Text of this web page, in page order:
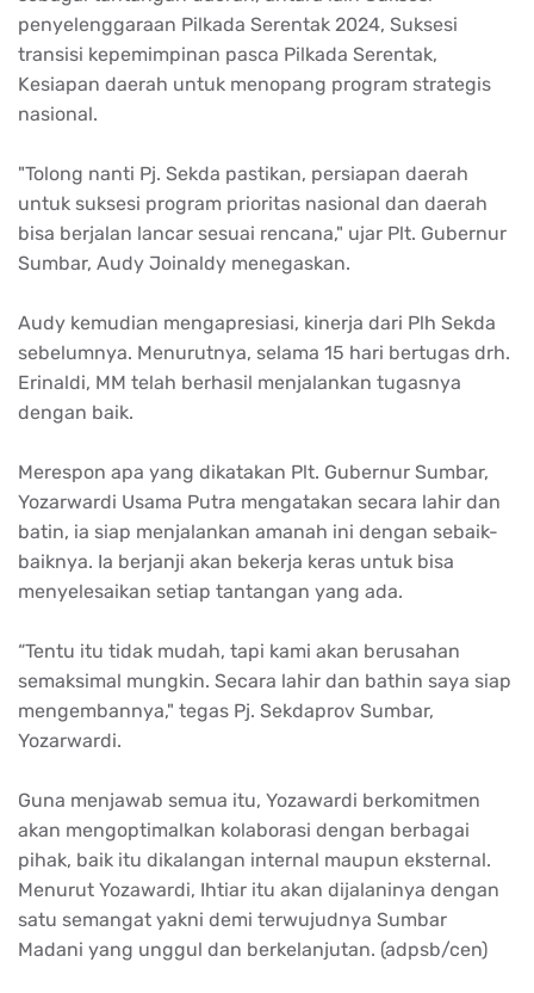
penyelenggaraan Pilkada Serentak 2024, Suksesi
transisi kepemimpinan pasca Pilkada Serentak,
Kesiapan daerah untuk menopang program strategis
nasional.
"Tolong nanti Pj. Sekda pastikan, persiapan daerah
untuk suksesi program prioritas nasional dan daerah
bisa berjalan lancar sesuai rencana," ujar Plt. Gubernur
Sumbar, Audy Joinaldy menegaskan.
Audy kemudian mengapresiasi, kinerja dari Plh Sekda
sebelumnya. Menurutnya, selama 15 hari bertugas drh.
Erinaldi, MM telah berhasil menjalankan tugasnya
dengan baik.
Merespon apa yang dikatakan Plt. Gubernur Sumbar,
Yozarwardi Usama Putra mengatakan secara lahir dan
batin, ia siap menjalankan amanah ini dengan sebaik-
baiknya. Ia berjanji akan bekerja keras untuk bisa
menyelesaikan setiap tantangan yang ada.
“Tentu itu tidak mudah, tapi kami akan berusahan
semaksimal mungkin. Secara lahir dan bathin saya siap
mengembannya," tegas Pj. Sekdaprov Sumbar,
Yozarwardi.
Guna menjawab semua itu, Yozawardi berkomitmen
akan mengoptimalkan kolaborasi dengan berbagai
pihak, baik itu dikalangan internal maupun eksternal.
Menurut Yozawardi, Ihtiar itu akan dijalaninya dengan
satu semangat yakni demi terwujudnya Sumbar
Madani yang unggul dan berkelanjutan. (adpsb/cen)